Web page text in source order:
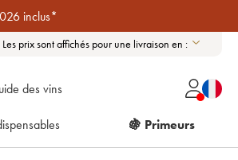
inclus*
Les prix sont affichés pour une livraison en :
des vins
🍇 Primeurs